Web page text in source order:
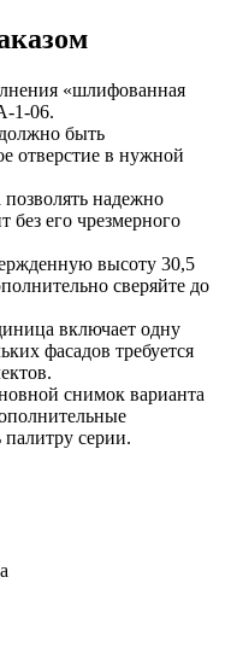
«шлифованная
1-06.
быть
отверстие в нужной
надежно
без его чрезмерного
высоту 30,5
сверяйте до
включает одну
фасадов требуется
снимок варианта
серии.